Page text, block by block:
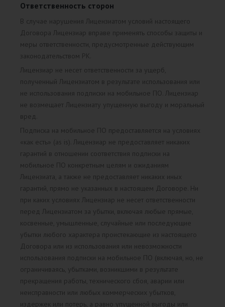
Ответственность сторон
В случае нарушения Лицензиатом условий настоящего
Договора Лицензиар вправе применять способы защиты и
меры ответственности, предусмотренные действующим
законодательством РК.
Лицензиар не несет ответственности за ущерб,
полученный Лицензиатом в результате использования или
не использования подписки на мобильное ПО. Лицензиар
не возмещает Лицензиату упущенную выгоду и моральный
вред.
Подписка на мобильное ПО предоставляется на условиях
«как есть» (as is). Лицензиар не предоставляет никаких
гарантий в отношении соответствия подписки на
мобильное ПО конкретным целям и ожиданиям
Лицензиата, а также не предоставляет никаких иных
гарантий, прямо не указанных в настоящем Договоре. Ни
при каких условиях Лицензиар не несет ответственности
перед Лицензиатом за убытки, включая любые прямые,
косвенные, умышленные, случайные или последующие
убытки любого характера проистекающие из настоящего
Договора или из использования или невозможности
использования подписки на мобильное ПО (включая, но, не
ограничиваясь, убытками, возникшими в результате
прекращения работы, технического сбоя, аварии или
неисправности или любых коммерческих убытков,
издержек или потерь, а равно упущенной выгоды или